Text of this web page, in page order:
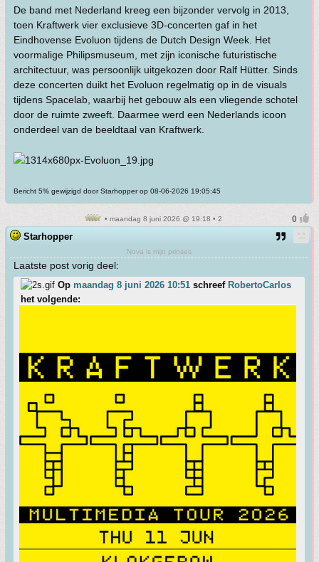
De band met Nederland kreeg een bijzonder vervolg in 2013,
toen Kraftwerk vier exclusieve 3D-concerten gaf in het
Eindhovense Evoluon tijdens de Dutch Design Week. Het
voormalige Philipsmuseum, met zijn iconische futuristische
architectuur, was persoonlijk uitgekozen door Ralf Hütter. Sinds
deze concerten duikt het Evoluon regelmatig op in de visuals
tijdens Spacelab, waarbij het gebouw als een vliegende schotel
door de ruimte zweeft. Daarmee werd een Nederlands icoon
onderdeel van de beeldtaal van Kraftwerk.
Bericht 5% gewijzigd door Starhopper op 08-06-2026 19:05:45
• maandag 8 juni 2026 @ 19:18 • 2
Starhopper
Nova is mijn prinses
Laatste post vorig deel:
Op maandag 8 juni 2026 10:51 schreef RobertoCarlos
het volgende: